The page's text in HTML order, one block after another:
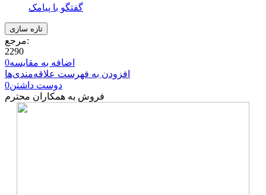
گفتگو با پیامک
مرجع:
2290
اضافه به مقایسه0
افزودن به فهرست علاقه‌مندی‌ها
دوست داشتن0
فروش به همکاران محترم